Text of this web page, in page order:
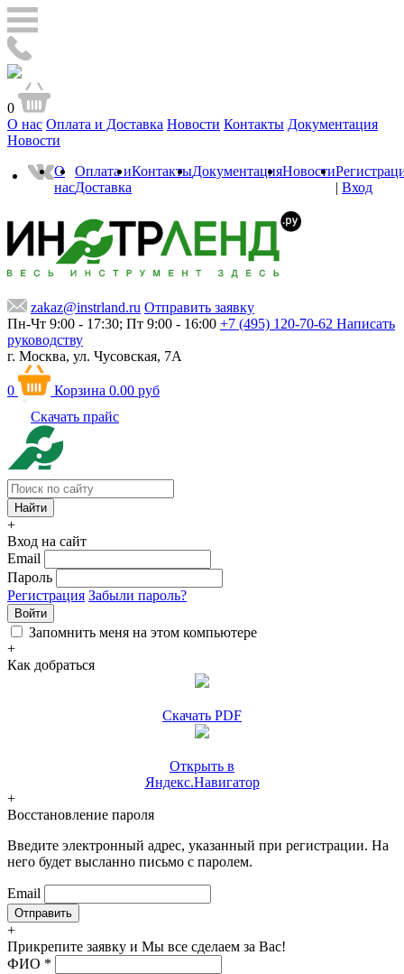
0
О нас Оплата и Доставка Новости Контакты Документация
Новости
О
нас
Оплата и
Доставка
КонтактыДокументацияНовости
| Вход
zakaz@instrland.ru Отправить заявку
Пн-Чт 9:00 - 17:30; Пт 9:00 - 16:00 +7 (495) 120-70-62 Написать
руководству
г. Москва, ул. Чусовская, 7А
0 Корзина 0.00 руб
Скачать прайс
+
Вход на сайт
Email
Пароль
Регистрация Забыли пароль?
Войти
Запомнить меня на этом компьютере
+
Как добраться
Скачать PDF
Открыть в
Яндекс.Навигатор
+
Восстановление пароля
Введите электронный адрес, указанный при регистрации. На
него будет высланно письмо с паролем.
Email
+
Прикрепите заявку и Мы все сделаем за Вас!
ФИО *